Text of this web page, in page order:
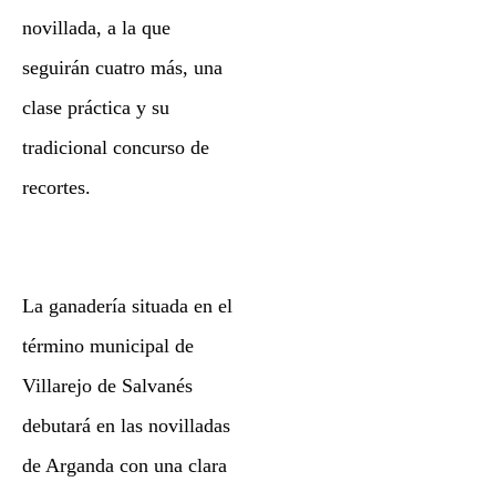
novillada, a la que
seguirán cuatro más, una
clase práctica y su
tradicional concurso de
recortes.
La ganadería situada en el
término municipal de
Villarejo de Salvanés
debutará en las novilladas
de Arganda con una clara